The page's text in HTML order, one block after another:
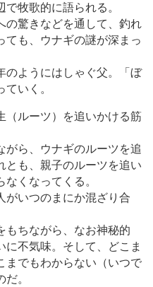
牧歌的に語られる。
の驚きなどを通して、釣れ
ても、ウナギの謎が深まっ
のようにはしゃぐ父。「ぼ
いく。
（ルーツ）を追いかける筋
がら、ウナギのルーツを追
とも、親子のルーツを追い
くなってくる。
がいつのまにか混ざり合
もちながら、なお神秘的
不気味。そして、どこま
までもわからない（いつで
。